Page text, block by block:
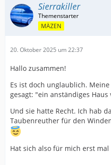
Sierrakiller
MÄZEN
20. Oktober 2025 um 22:37
Hallo zusammen!
Es ist doch unglaublich.
gesagt: "ein anständiges
Und sie hatte Recht. Ich hab
Taubenreuther für den
Hat sich also für mich erst